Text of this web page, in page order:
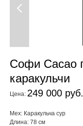
Previous
Софи Cacao
каракульчи
Цена: 249 000 руб.
Мех: Каракульча сур
Длина: 78 см